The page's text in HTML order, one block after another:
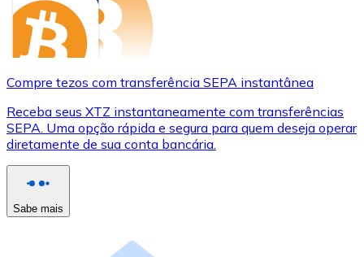
Compre tezos com transferência SEPA instantânea
Receba seus XTZ instantaneamente com transferências
SEPA. Uma opção rápida e segura para quem deseja operar
diretamente de sua conta bancária.
Sabe mais